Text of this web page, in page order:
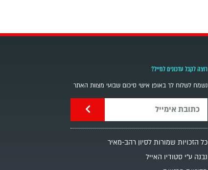
רוצה לקבל עדכונים למייל?
נשמח לשלוח לך באופן אישי סיכום שבועי מצוות האתר
כל הזכויות שמורות לסיון רהב-מאיר
נבנה ע"י סטודיו האייל